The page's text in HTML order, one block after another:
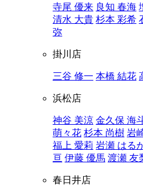
寺尾 優来 良知 春海
清水 大貴 杉本 彩希
弥
掛川店
三谷 修一 本橋 結花
浜松店
神谷 美涼 金久保 海
萌々花 杉本 尚樹 岩
福上 愛莉 岩瀬 はる
亘 伊藤 優馬 渡瀬 友
春日井店